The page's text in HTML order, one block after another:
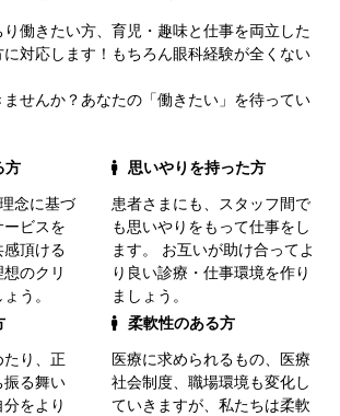
働きたい方、育児・趣味と仕事を両立した
対応します！もちろん眼科経験が全くない
せんか？あなたの「働きたい」を待ってい
方
念に基づ
ビスを
頂ける
のクリ
う。
思いやりを持った方
患者さまにも、スタッフ間で
も思いやりをもって仕事をし
ます。 お互いが助け合ってよ
り良い診療・仕事環境を作り
ましょう。
り、正
振る舞い
をより
柔軟性のある方
医療に求められるもの、医療
社会制度、職場環境も変化し
ていきますが、私たちは柔軟